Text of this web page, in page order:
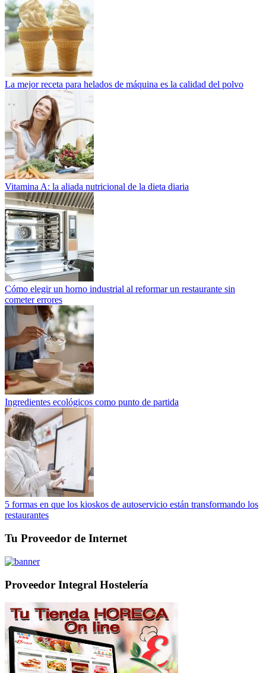
La mejor receta para helados de máquina es la calidad del polvo
Vitamina A: la aliada nutricional de la dieta diaria
Cómo elegir un horno industrial al reformar un restaurante sin
cometer errores
Ingredientes ecológicos como punto de partida
5 formas en que los kioskos de autoservicio están transformando los
restaurantes
Tu Proveedor de Internet
Proveedor Integral Hostelería